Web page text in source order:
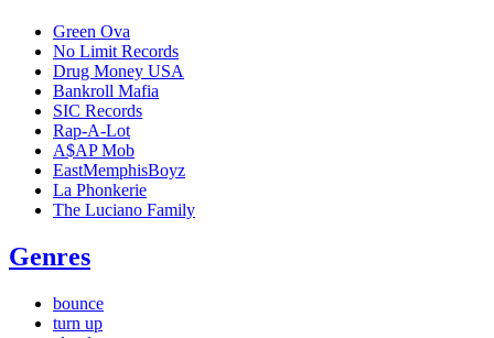
Green Ova
No Limit Records
Drug Money USA
Bankroll Mafia
SIC Records
Rap-A-Lot
A$AP Mob
EastMemphisBoyz
La Phonkerie
The Luciano Family
Genres
bounce
turn up